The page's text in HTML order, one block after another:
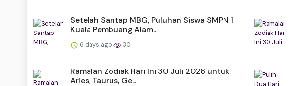
Setelah Santap MBG, Puluhan Siswa SMPN 1
Kuala Pembuang Alam...
6 days ago 30
Ramalan Zodiak Hari Ini 30 Juli 2026 untuk
Aries, Taurus, Ge...